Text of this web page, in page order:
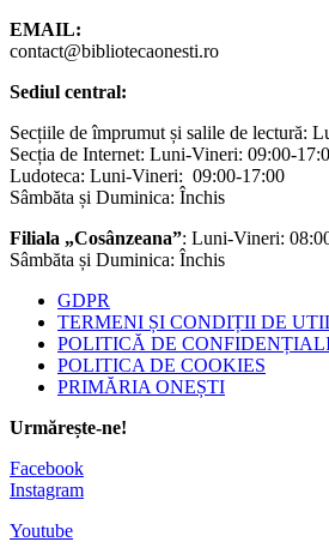
EMAIL:
contact@bibliotecaonesti.ro
Sediul central:
Secțiile de împrumut și salile de lectură:
Secția de Internet: Luni-Vineri: 09:00-
Ludoteca: Luni-Vineri: 09:00-17:00
Sâmbăta și Duminica: Închis
Filiala „Cosânzeana”: Luni-Vineri:
Sâmbăta și Duminica: Închis
GDPR
TERMENI ȘI CONDIȚII DE
POLITICĂ DE
POLITICA DE COOKIES
PRIMĂRIA ONEȘTI
Urmărește-ne!
Facebook
Instagram
Youtube